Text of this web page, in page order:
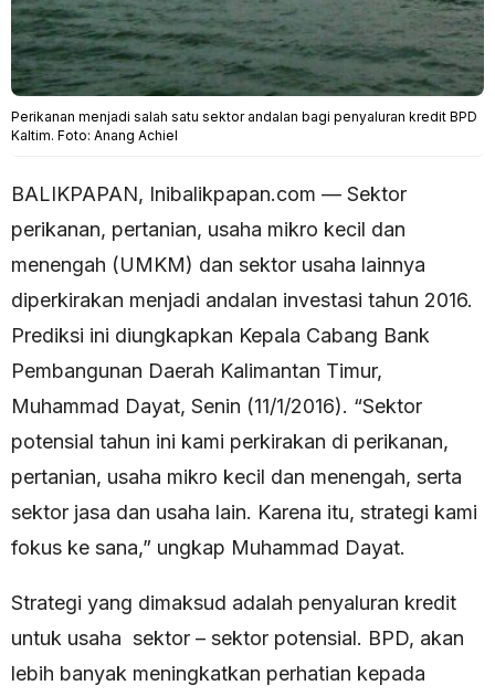
Perikanan menjadi salah satu sektor andalan bagi penyaluran kredit BPD
Kaltim. Foto: Anang Achiel
BALIKPAPAN, Inibalikpapan.com — Sektor
perikanan, pertanian, usaha mikro kecil dan
menengah (UMKM) dan sektor usaha lainnya
diperkirakan menjadi andalan investasi tahun 2016.
Prediksi ini diungkapkan Kepala Cabang Bank
Pembangunan Daerah Kalimantan Timur,
Muhammad Dayat, Senin (11/1/2016). “Sektor
potensial tahun ini kami perkirakan di perikanan,
pertanian, usaha mikro kecil dan menengah, serta
sektor jasa dan usaha lain. Karena itu, strategi kami
fokus ke sana,” ungkap Muhammad Dayat.
Strategi yang dimaksud adalah penyaluran kredit
untuk usaha sektor – sektor potensial. BPD, akan
lebih banyak meningkatkan perhatian kepada